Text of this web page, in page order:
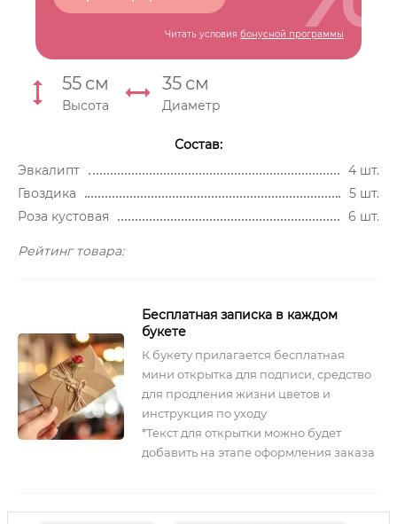
Читать условия бонусной программы
55 см
Высота
35 см
Диаметр
Состав:
Эвкалипт
4 шт.
Гвоздика
5 шт.
Роза кустовая
6 шт.
Рейтинг товара:
Бесплатная записка в каждом
букете
К букету прилагается бесплатная
мини открытка для подписи, средство
для продления жизни цветов и
инструкция по уходу
*Текст для открытки можно будет
добавить на этапе оформления заказа